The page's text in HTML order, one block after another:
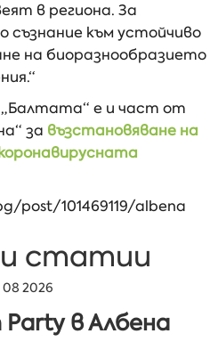
в региона. За
съзнание към устойчиво
на биоразнообразието
е и част от
за възстановяване на
post/101469119/albena
статии
08 2026
Party в Албена